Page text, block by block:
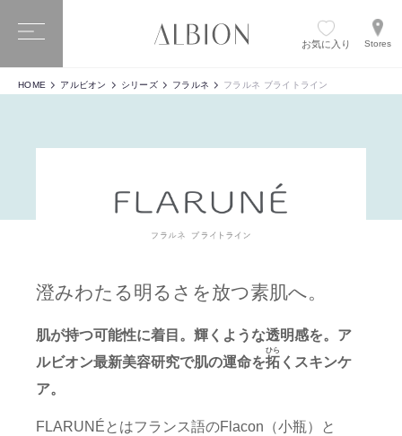
お気に入り Stores
HOME アルビオン シリーズ フラルネ フラルネ ブライトライン
澄みわたる明るさを放つ素肌へ。
肌が持つ可能性に着目。輝くような透明感を。ア
ルビオン最新美容研究で肌の運命を拓
ひら
くスキンケ
ア。
FLARUNÉとはフランス語のFlacon（小瓶）と